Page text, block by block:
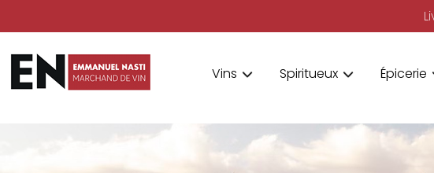
Vins Spiritueux Épicerie